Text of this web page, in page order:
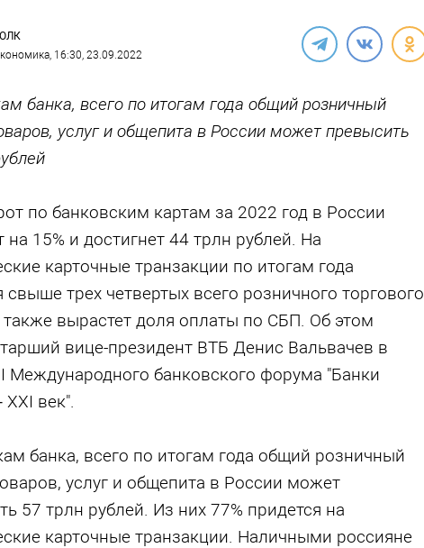
, 16:30, 23.09.2022
банка, всего по итогам года общий розничный
услуг и общепита в России может превысить
по банковским картам за 2022 год в России
на 15% и достигнет 44 трлн рублей. На
карточные транзакции по итогам года
свыше трех четвертых всего розничного торгового
также вырастет доля оплаты по СБП. Об этом
вице-президент ВТБ Денис Вальвачев в
Международного банковского форума "Банки
век".
банка, всего по итогам года общий розничный
услуг и общепита в России может
57 трлн рублей. Из них 77% придется на
карточные транзакции. Наличными россияне